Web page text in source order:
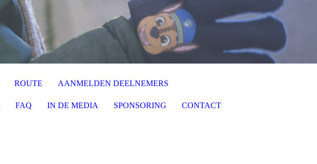
ROUTE AANMELDEN DEELNEMERS
FAQ IN DE MEDIA SPONSORING CONTACT